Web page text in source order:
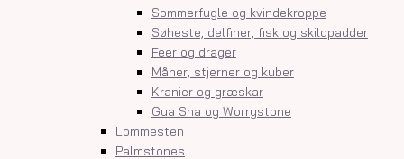
Sommerfugle og kvindekroppe
Søheste, delfiner, fisk og skildpadder
Feer og drager
Måner, stjerner og kuber
Kranier og græskar
Gua Sha og Worrystone
Lommesten
Palmstones